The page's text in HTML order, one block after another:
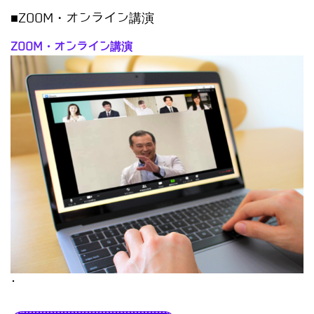
■ZOOM・オンライン講演
ZOOM・オンライン講演
･